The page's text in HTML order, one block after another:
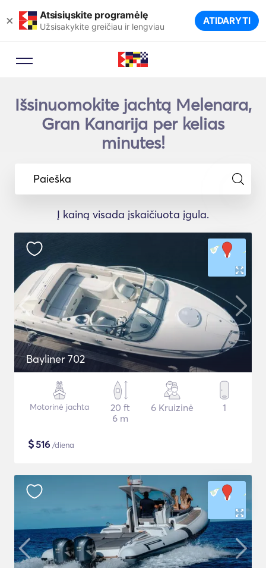
× Atsisiųskite programėlę
Užsisakykite greičiau ir lengviau ATIDARYTI
Išsinuomokite jachtą Melenara,
Gran Kanarija per kelias
minutes!
Paieška
Į kainą visada įskaičiuota įgula.
Bayliner 702
Motorinė jachta
20 ft
6 m
6 Kruizinė 1
$516 /diena